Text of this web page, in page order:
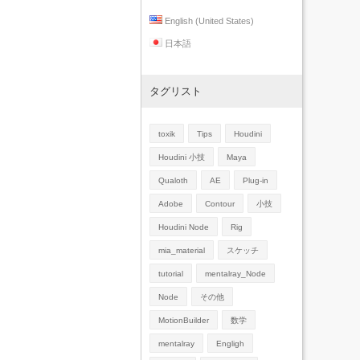
English (United States)
日本語
タグリスト
toxik Tips Houdini
Houdini 小技 Maya
Qualoth AE Plug-in
Adobe Contour 小技
Houdini Node Rig
mia_material スケッチ
tutorial mentalray_Node
Node その他
MotionBuilder 数学
mentalray Engligh